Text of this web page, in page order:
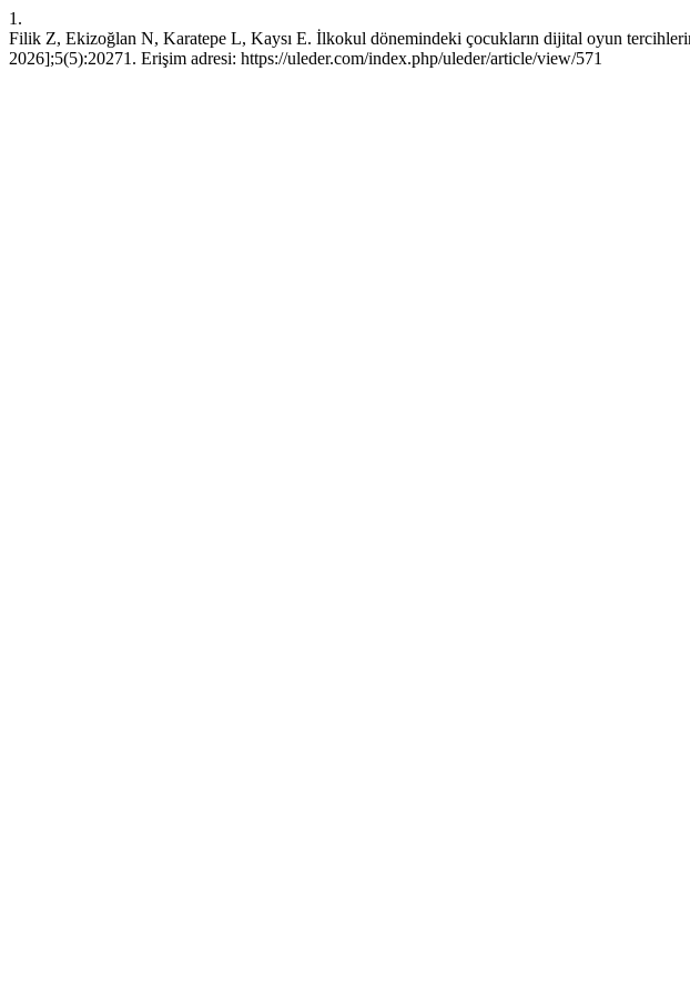
1.
Filik Z, Ekizoğlan N, Karatepe L, Kaysı E. İlkokul dönemindeki çocukların dijital oyun
2026];5(5):20271. Erişim adresi: https://uleder.com/index.php/uleder/article/view/571